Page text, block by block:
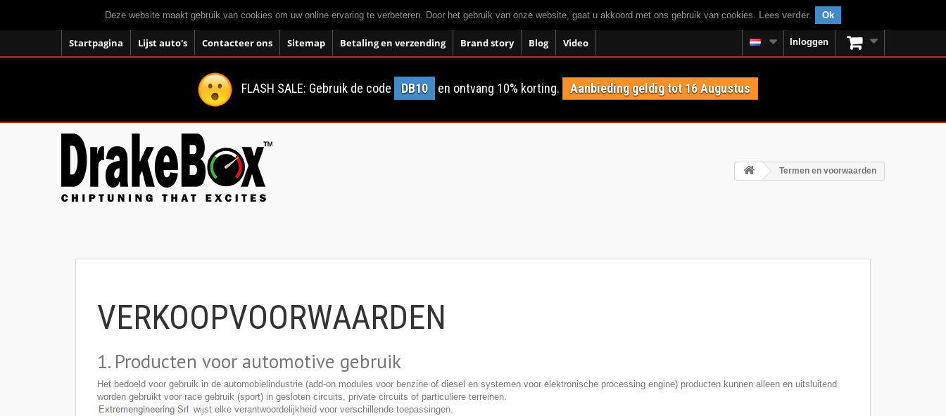
Deze website maakt gebruik van cookies om uw online ervaring te verbeteren. Door het gebruik van onze website, gaat u akkoord met ons gebruik van cookies. Lees verder. Ok
Startpagina Lijst auto's Contacteer ons Sitemap Betaling en verzending Brand story Blog Video Inloggen
FLASH SALE: Gebruik de code DB10 en ontvang 10% korting. Aanbieding geldig tot 16 Augustus
Termen en voorwaarden
VERKOOPVOORWAARDEN
1. Producten voor automotive gebruik
Het bedoeld voor gebruik in de automobielindustrie (add-on modules voor benzine of diesel en systemen voor elektronische processing engine) producten kunnen alleen en uitsluitend
worden gebruikt voor race gebruik (sport) in gesloten circuits, private circuits of particuliere terreinen.
wijst elke verantwoordelijkheid voor verschillende toepassingen.